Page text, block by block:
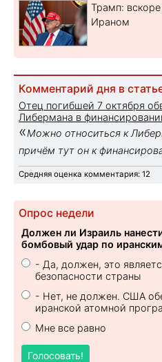
Трамп:
Ираном
Комментарий дня в
Отец погибшей 7 октября
Либермана в
«Можно относиться к
причём тут он к
Средняя оценка комментария: 12
Опрос недели
Должен ли Израиль
бомбовый удар по
- Да, должен, это
безопасности страны
- Нет, не должен. США
иранской атомной
Мне все равно
Голосовать!